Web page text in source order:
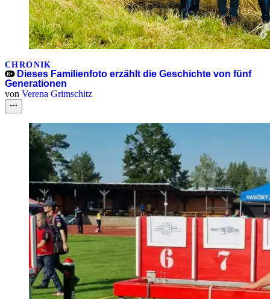
CHRONIK
Dieses Familienfoto erzählt die Geschichte von fünf
Generationen
von Verena Grimschitz